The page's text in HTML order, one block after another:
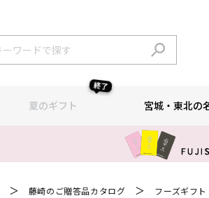
夏のギフト
終了
宮城・東北の
＞ 藤崎のご贈答品カタログ ＞ フーズギフト